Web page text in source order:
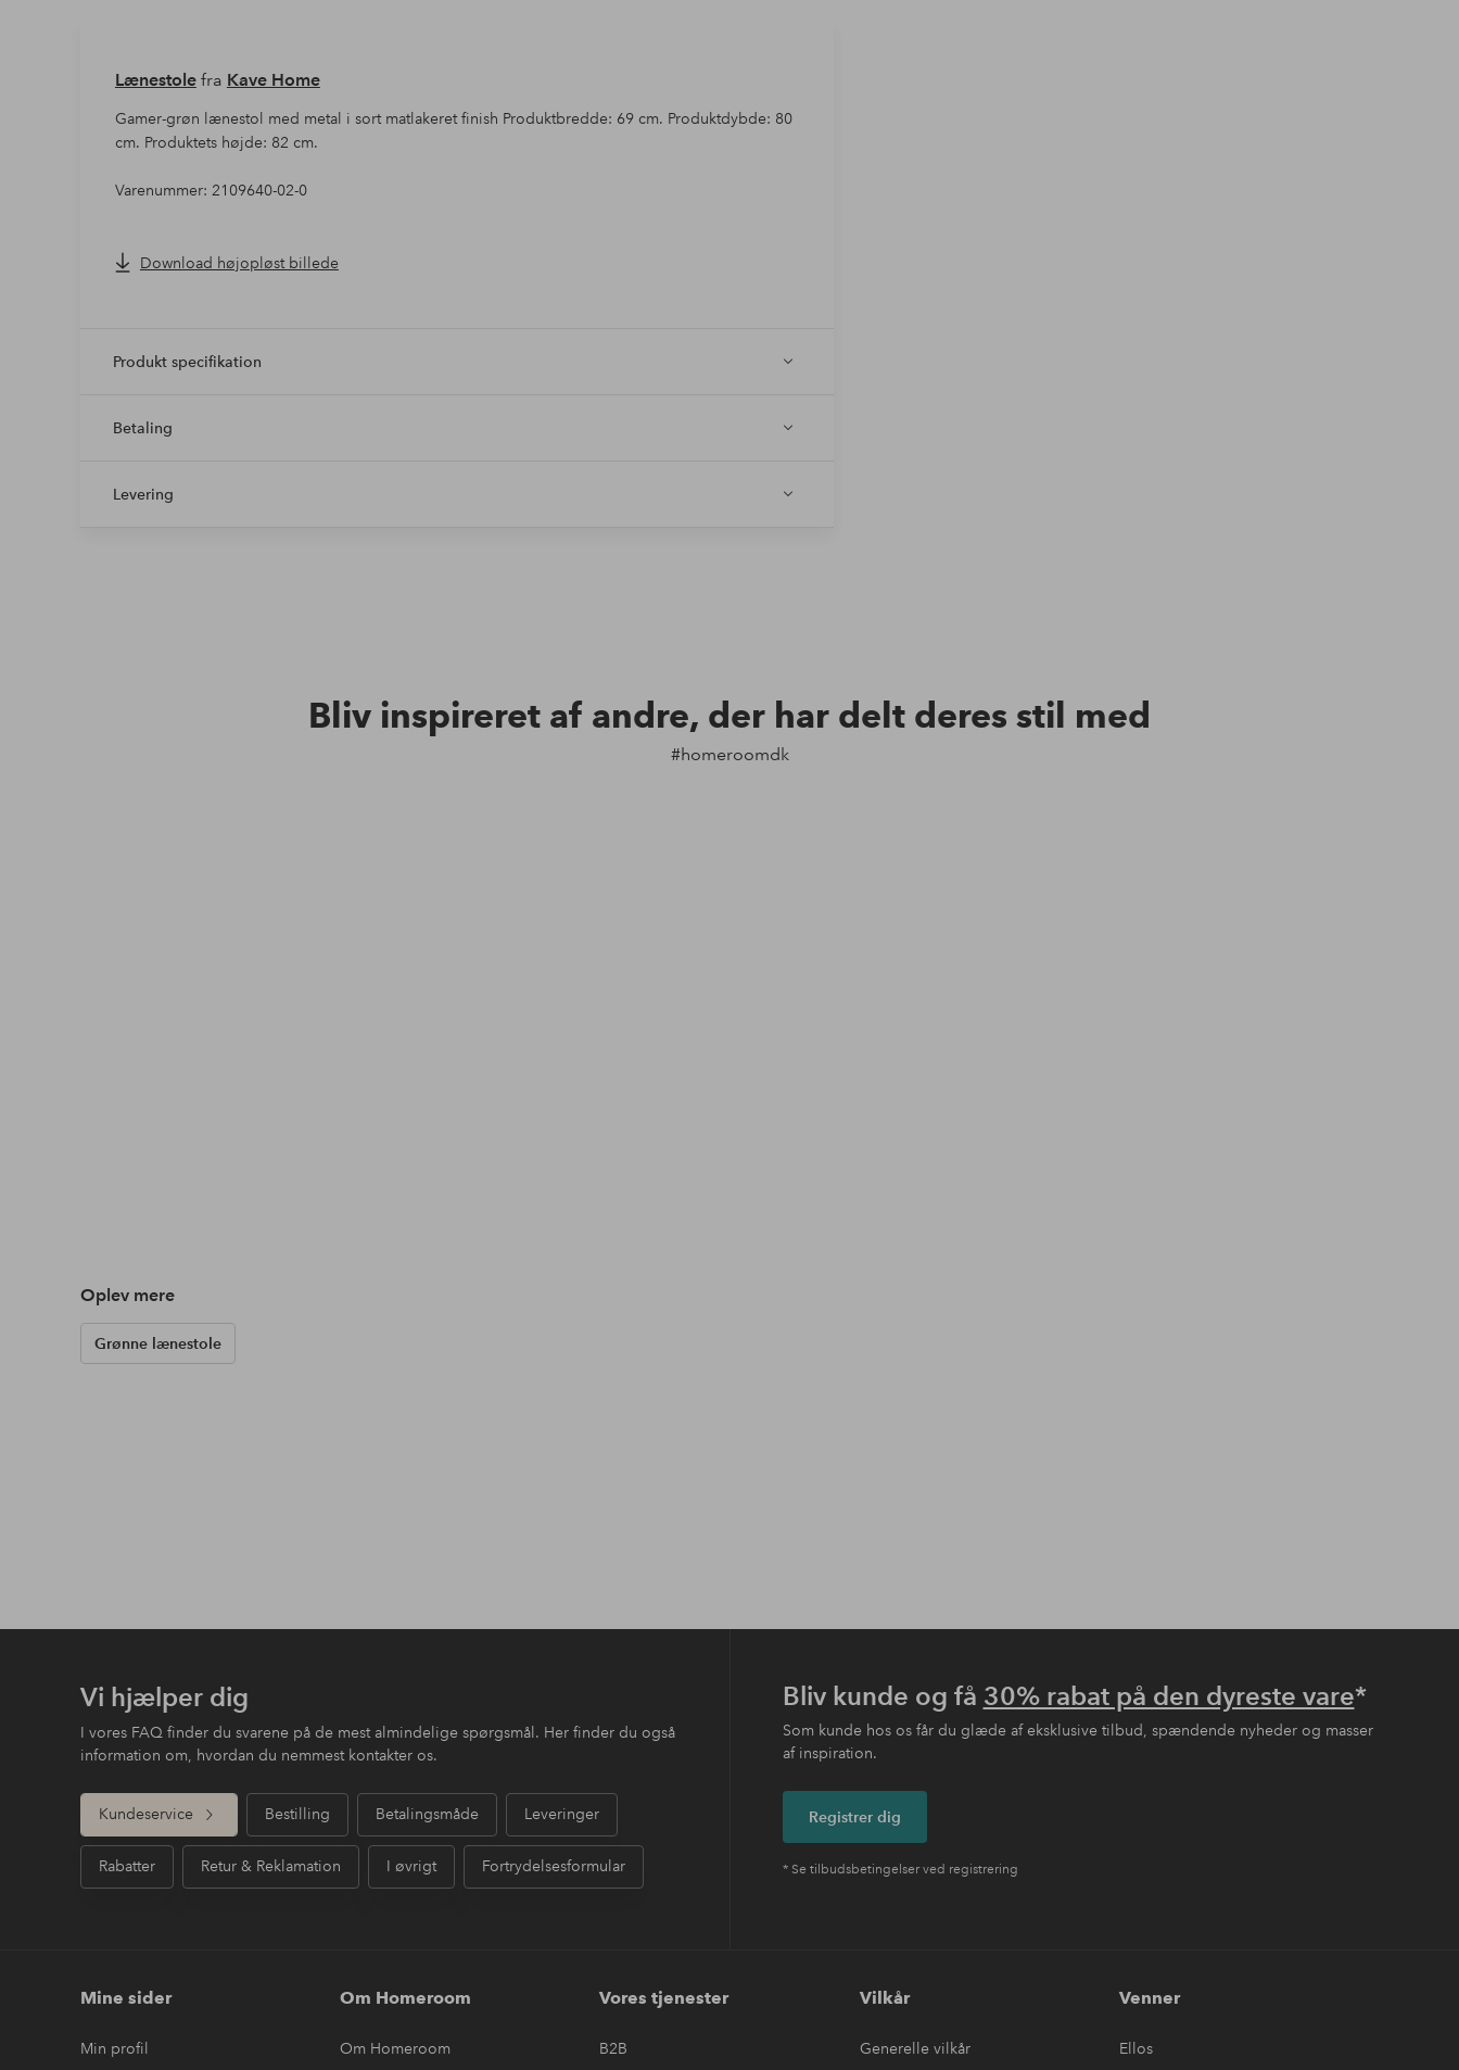
Lænestolefra Kave Home
Gamer-grøn lænestol med metal i sort matlakeret finish Produktbredde: 69 cm. Produktdybde: 80
cm. Produktets højde: 82 cm.
Varenummer: 2109640-02-0
Download højopløst billede
Produkt specifikation
Betaling
Levering
Bliv inspireret af andre, der har delt deres stil med
#homeroomdk
Oplev mere
Grønne lænestole
Vi hjælper dig
I vores FAQ finder du svarene på de mest almindelige spørgsmål. Her finder du også
information om, hvordan du nemmest kontakter os.
Kundeservice Bestilling Betalingsmåde Leveringer
Rabatter Retur & Reklamation I øvrigt Fortrydelsesformular
Bliv kunde og få 30% rabat på den dyreste vare*
Som kunde hos os får du glæde af eksklusive tilbud, spændende nyheder og masser
af inspiration.
Registrer dig
* Se tilbudsbetingelser ved registrering
Mine sider
Min profil
Om Homeroom
Om Homeroom
Vores tjenester
B2B
Vilkår
Generelle vilkår
Venner
Ellos